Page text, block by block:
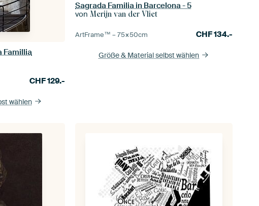
Famillia
CHF129.-
wählen
Sagrada Familia in Barcelona - 5
vonMerijn van der Vliet
ArtFrame™ –75×50cm CHF134.-
Größe & Material selbst wählen